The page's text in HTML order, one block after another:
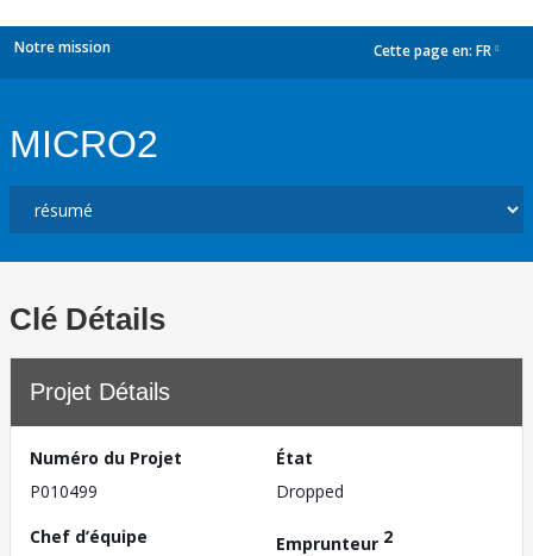
Notre mission Cette page en: FR
MICRO2
Clé Détails
Projet Détails
Numéro du Projet
P010499
État
Dropped
Chef d’équipe
Emprunteur 2